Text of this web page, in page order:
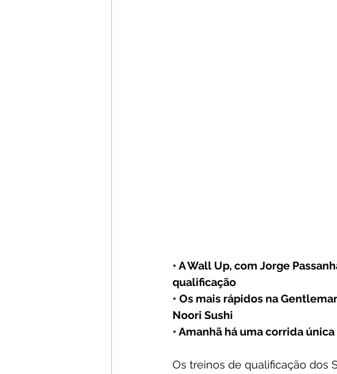
• A Wall Up, com Jorge
qualificação
• Os mais rápidos na
Noori Sushi
• Amanhã há uma corrida
Os treinos de qualificação dos